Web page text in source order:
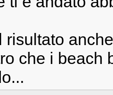
risultato
che i beach